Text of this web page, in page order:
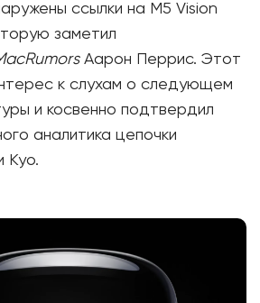
ссылки на M5 Vision
заметил
Аарон Перрис. Этот
к слухам о следующем
и косвенно подтвердил
аналитика цепочки
Куо.